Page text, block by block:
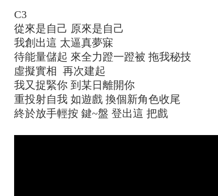
C3
從來是自己 原來是自己
我創出這 太逼真夢寐
待能量儲起 來全力蹬一蹬被 拖我秘技
虛擬實相 再次建起
我又捉緊你 到某日離開你
重投射自我 如遊戲 換個新角色收尾
終於放手輕按 鍵~盤 登出這 把戲